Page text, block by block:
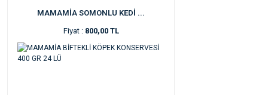
MAMAMİA SOMONLU KEDİ ...
Fiyat : 800,00 TL